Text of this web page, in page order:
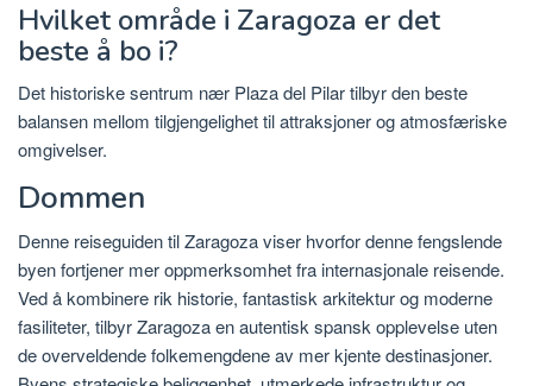
Hvilket område i Zaragoza er det
beste å bo i?
Det historiske sentrum nær Plaza del Pilar tilbyr den beste
balansen mellom tilgjengelighet til attraksjoner og atmosfæriske
omgivelser.
Dommen
Denne reiseguiden til Zaragoza viser hvorfor denne fengslende
byen fortjener mer oppmerksomhet fra internasjonale reisende.
Ved å kombinere rik historie, fantastisk arkitektur og moderne
fasiliteter, tilbyr Zaragoza en autentisk spansk opplevelse uten
de overveldende folkemengdene av mer kjente destinasjoner.